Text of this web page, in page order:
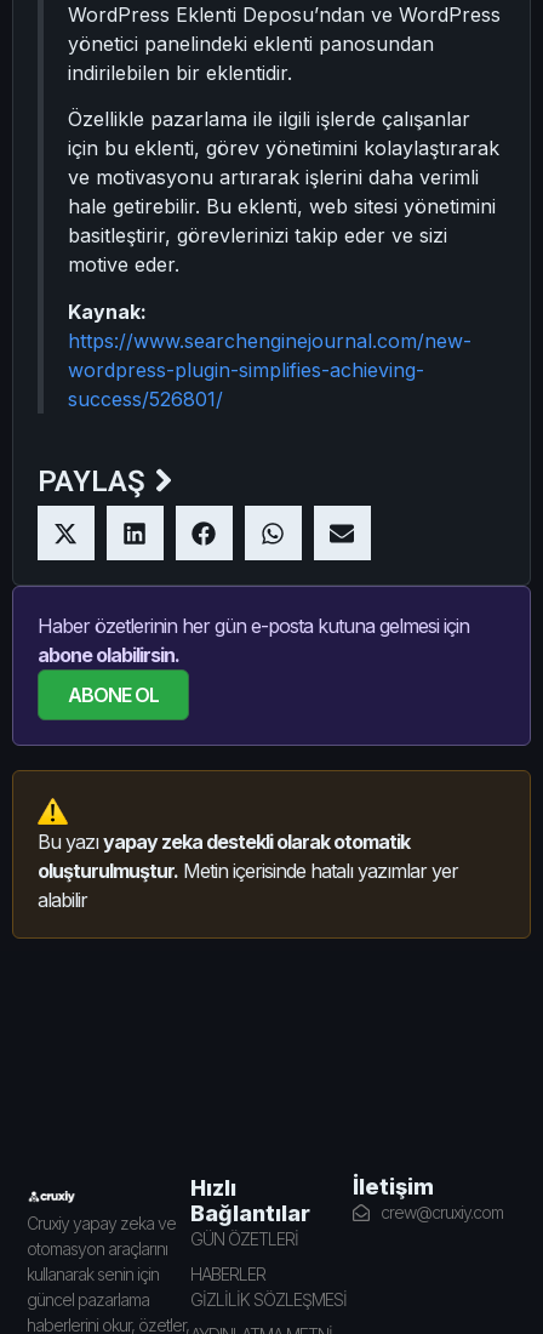
WordPress Eklenti Deposu’ndan ve WordPress
yönetici panelindeki eklenti panosundan
indirilebilen bir eklentidir.
Özellikle pazarlama ile ilgili işlerde çalışanlar
için bu eklenti, görev yönetimini kolaylaştırarak
ve motivasyonu artırarak işlerini daha verimli
hale getirebilir. Bu eklenti, web sitesi yönetimini
basitleştirir, görevlerinizi takip eder ve sizi
motive eder.
Kaynak:
https://www.searchenginejournal.com/new-
wordpress-plugin-simplifies-achieving-
success/526801/
PAYLAŞ
Haber özetlerinin her gün e-posta kutuna gelmesi için
abone olabilirsin.
ABONE OL
Bu yazıyapay zeka destekli olarak otomatik
oluşturulmuştur. Metin içerisinde hatalı yazımlar yer
alabilir
Cruxiy yapay zeka ve
otomasyon araçlarını
kullanarak senin için
güncel pazarlama
haberlerini okur, özetler,
Hızlı
Bağlantılar
GÜN ÖZETLERİ
HABERLER
GİZLİLİK SÖZLEŞMESİ
İletişim
crew@cruxiy.com